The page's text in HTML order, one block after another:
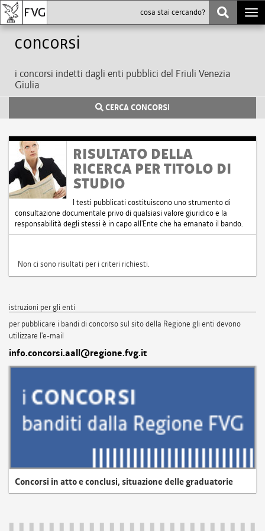
Concorsi
i concorsi indetti dagli enti pubblici del Friuli Venezia
Giulia
CERCA CONCORSI
RISULTATO DELLA
RICERCA PER TITOLO DI
STUDIO
I testi pubblicati costituiscono uno strumento di
consultazione documentale privo di qualsiasi valore giuridico e la
responsabilità degli stessi è in capo all'Ente che ha emanato il bando.
Non ci sono risultati per i criteri richiesti.
istruzioni per gli enti
per pubblicare i bandi di concorso sul sito della Regione gli enti devono
utilizzare l'e-mail
info.concorsi.aall@regione.fvg.it
Concorsi in atto e conclusi, situazione delle graduatorie